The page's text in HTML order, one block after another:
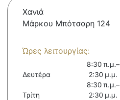
Χανιά
Μάρκου Μπότσαρη 124
Ώρες λειτουργίας:
Δευτέρα
8:30 π.μ.–
2:30 μ.μ.
Τρίτη
8:30 π.μ.–
2:30 μ.μ.